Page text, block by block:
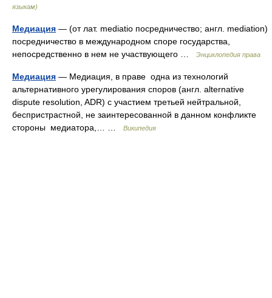
языкам)
Медиация — (от лат. mediatio посредничество; англ. mediation)
посредничество в международном споре государства,
непосредственно в нем не участвующего …
Энциклопедия права
Медиация — Медиация, в праве одна из технологий
альтернативного урегулирования споров (англ. alternative
dispute resolution, ADR) с участием третьей нейтральной,
беспристрастной, не заинтересованной в данном конфликте
стороны медиатора,… …
Википедия